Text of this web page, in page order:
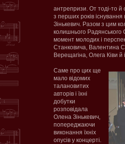
антрепризи. От тоді-то
з перших років
Зінькевич. Разом з цим
колишнього Радянського
момент молодих і
Станковича, Валентина
Верещагіна, Олега Ківи й
Саме про цих ще
мало відомих
талановитих
авторів і їхні
добутки
розповідала
Олена Зінькевич,
попереджаючи
виконання їхніх
опусів у концерті.